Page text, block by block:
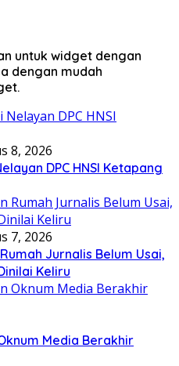
untuk widget dengan
dengan mudah
8, 2026
DPC HNSI Ketapang
7, 2026
Jurnalis Belum Usai,
Keliru
Media Berakhir